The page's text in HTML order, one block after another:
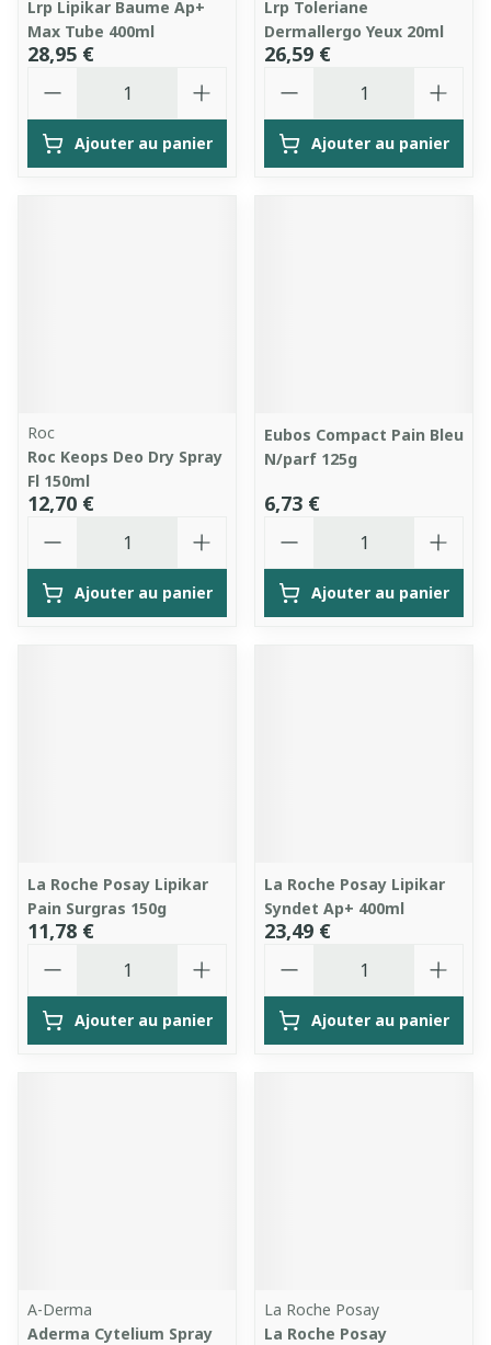
Lrp Lipikar Baume Ap+
Max Tube 400ml
28,95 €
Ajouter au panier
Lrp Toleriane
Dermallergo Yeux 20ml
26,59 €
Ajouter au panier
Roc
Roc Keops Deo Dry Spray
Fl 150ml
12,70 €
Ajouter au panier
Eubos Compact Pain Bleu
N/parf 125g
6,73 €
Ajouter au panier
La Roche Posay Lipikar
Pain Surgras 150g
11,78 €
Ajouter au panier
La Roche Posay Lipikar
Syndet Ap+ 400ml
23,49 €
Ajouter au panier
A-Derma
Aderma Cytelium Spray
La Roche Posay
La Roche Posay